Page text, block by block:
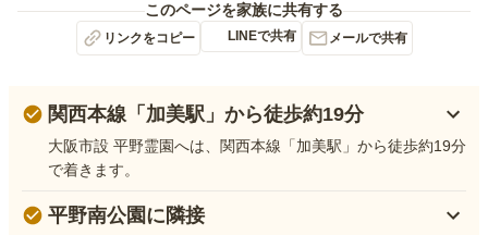
このページを家族に共有する
リンクをコピー LINEで共有 メールで共有
関西本線「加美駅」から徒歩約19分
大阪市設 平野霊園へは、関西本線「加美駅」から徒歩約19分
で着きます。
平野南公園に隣接